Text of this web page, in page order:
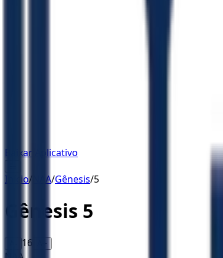
Baixar Aplicativo
Início/ NAA/Gênesis/5
Gênesis 5
16 A+